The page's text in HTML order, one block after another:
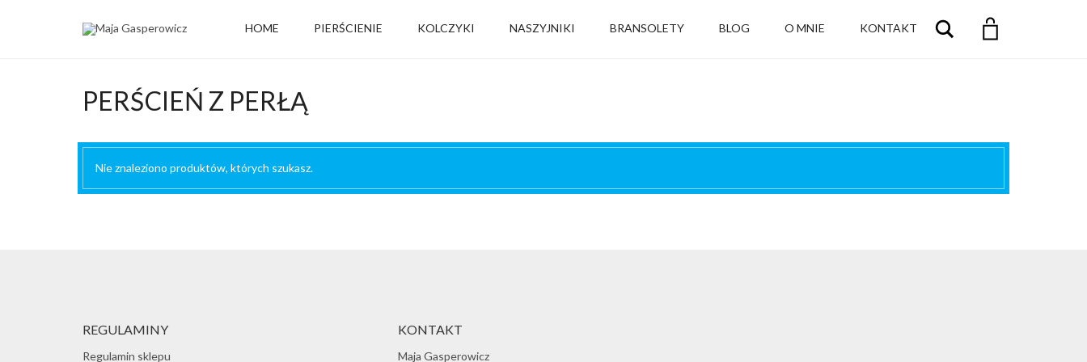
HOME PIERŚCIENIE KOLCZYKI NASZYJNIKI BRANSOLETY BLOG O MNIE KONTAKT Szukaj
PERŚCIEŃ Z PERŁĄ
Nie znaleziono produktów, których szukasz.
REGULAMINY
Regulamin sklepu
KONTAKT
Maja Gasperowicz